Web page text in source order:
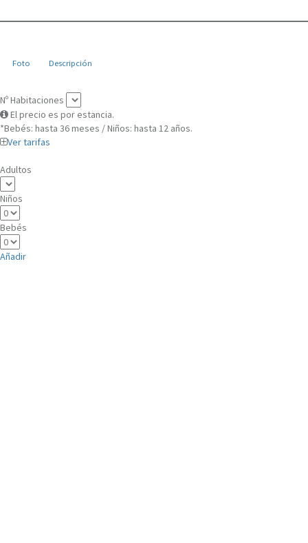
Foto Descripción
Nº Habitaciones
El precio es por estancia.
*Bebés: hasta 36 meses / Niños: hasta 12 años.
Ver tarifas
Adultos
Niños
Bebés
Añadir